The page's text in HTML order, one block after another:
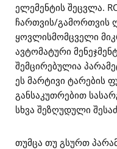
ელემენტის შეცვლა.
ჩართვის/გამორთვის
ყოვლისმომცველი
ავტომატური
შემცირებულია
ეს მარტივი ტარების
განსაკუთრებით
სხვა შეზღუდული
თუმცა თუ გსურთ